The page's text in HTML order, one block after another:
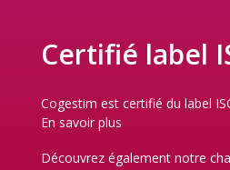
Certifié label
Cogestim est certifié du label
En savoir plus
Découvrez également notre